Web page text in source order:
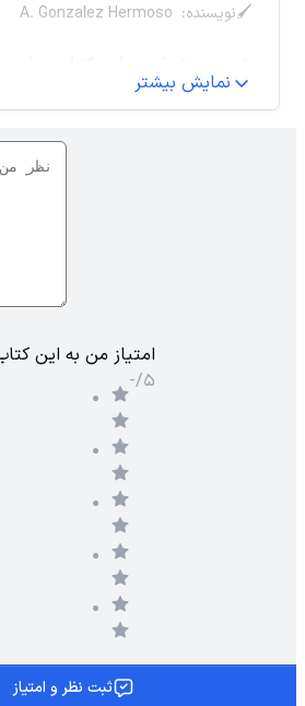
🖌نویسنده: A. Gonzalez Hermoso
gramatical en USO
مادری، دومین زبان پرتکلم دنیا است. پس
آموزشی زبان اسپانیایی کاربردی، پویا
یا بصورت خودخوان مورد استفاده قرار می
بیست و دو موضوع گوناگون و پرکاربرد،
Competencia gramatical en USO را تشکیل می دهند.
✔️برخی از ویژگی های این کتاب ارزشمند
1-ارائه مطالب از طریق گفتگوهای
نمایش بیشتر
:امتیاز من به این
-/۵
ثبت نظر و امتیاز